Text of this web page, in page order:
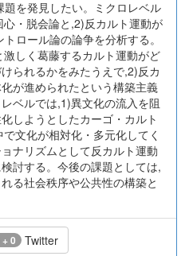
を発見したい。ミクロレベル
・脱会論と,2)反カルト運動が
ロール論の論争を分析する。
しく葛藤するカルト運動がど
られるかをみたうえで,2)反カ
が進められたという構築主義
ベルでは,1)異文化の流入を阻
しようとしたカーゴ・カルト
文化が相対化・多元化してく
ナリズムとして反カルト運動
討する。今後の課題としては,
る社会秩序や公共性の構築と
0 Twitter